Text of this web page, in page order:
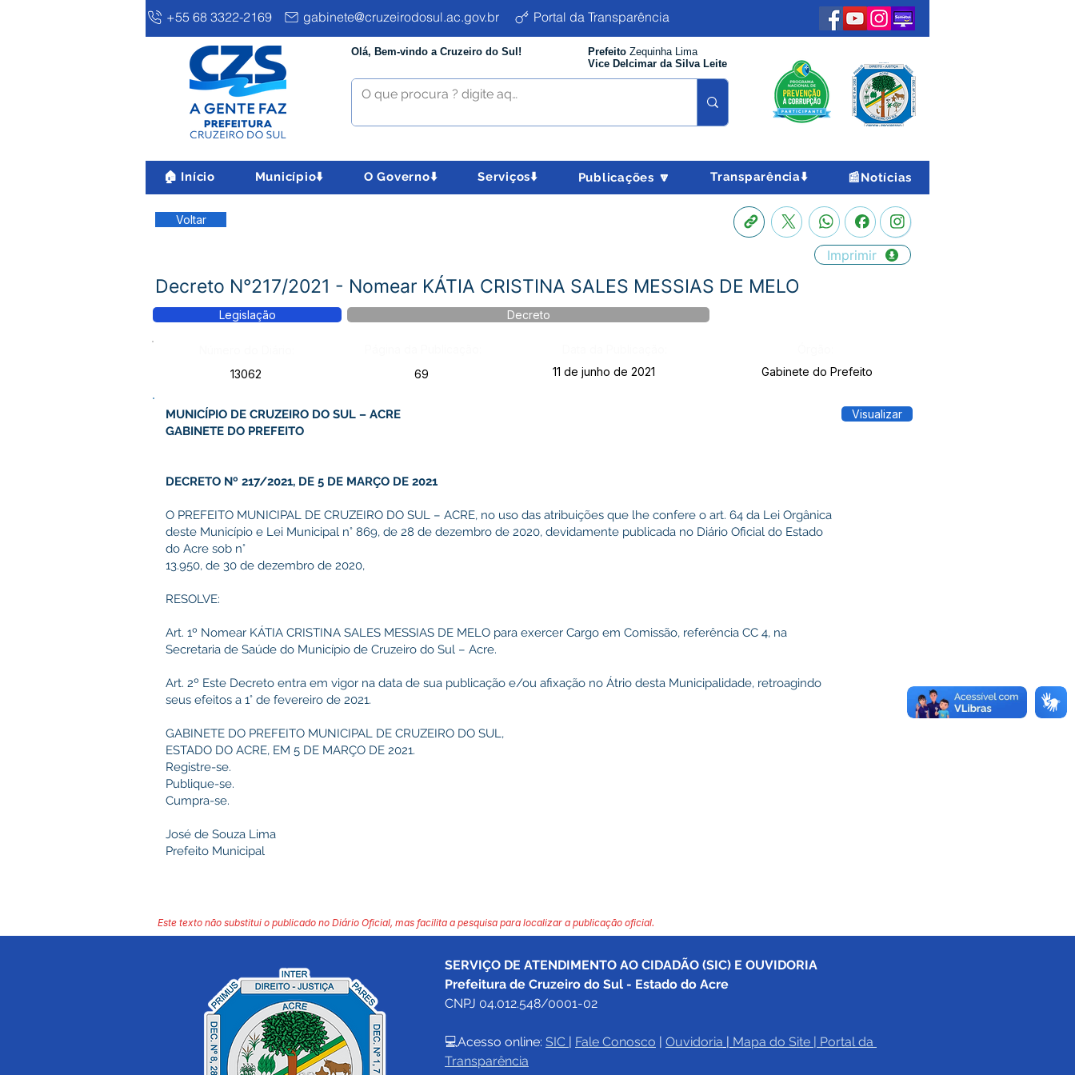
+55 68 3322-2169 gabinete@cruzeirodosul.ac.gov.br Portal da Transparência
Olá, Bem-vindo a Cruzeiro do Sul! Prefeito Zequinha Lima
Vice Delcimar da Silva Leite
🏠 Início Município⬇️ O Governo⬇️ Serviços⬇️ Publicações 🔽 Transparência⬇️ 📰Notícias
Voltar
Imprimir
Decreto N°217/2021 - Nomear KÁTIA CRISTINA SALES MESSIAS DE MELO
Legislação Decreto
13062
69 11 de junho de 2021 Gabinete do Prefeito
MUNICÍPIO DE CRUZEIRO DO SUL – ACRE
GABINETE DO PREFEITO
DECRETO Nº 217/2021, DE 5 DE MARÇO DE 2021
O PREFEITO MUNICIPAL DE CRUZEIRO DO SUL – ACRE, no uso das atribuições que lhe confere o art. 64 da Lei Orgânica
deste Município e Lei Municipal n° 869, de 28 de dezembro de 2020, devidamente publicada no Diário Oficial do Estado
do Acre sob n°
13.950, de 30 de dezembro de 2020,
RESOLVE:
Art. 1º Nomear KÁTIA CRISTINA SALES MESSIAS DE MELO para exercer Cargo em Comissão, referência CC 4, na
Secretaria de Saúde do Município de Cruzeiro do Sul – Acre.
Art. 2º Este Decreto entra em vigor na data de sua publicação e/ou afixação no Átrio desta Municipalidade, retroagindo
seus efeitos a 1° de fevereiro de 2021.
GABINETE DO PREFEITO MUNICIPAL DE CRUZEIRO DO SUL,
ESTADO DO ACRE, EM 5 DE MARÇO DE 2021.
Registre-se.
Publique-se.
Cumpra-se.
José de Souza Lima
Prefeito Municipal
Visualizar
Este texto não substitui o publicado no Diário Oficial, mas facilita a pesquisa para localizar a publicação oficial.
SERVIÇO DE ATENDIMENTO AO CIDADÃO (SIC) E OUVIDORIA
Prefeitura de Cruzeiro do Sul - Estado do Acre
CNPJ 04.012.548/0001-02
💻Acesso online: SIC | Fale Conosco | Ouvidoria | Mapa do Site | Portal da
Transparência